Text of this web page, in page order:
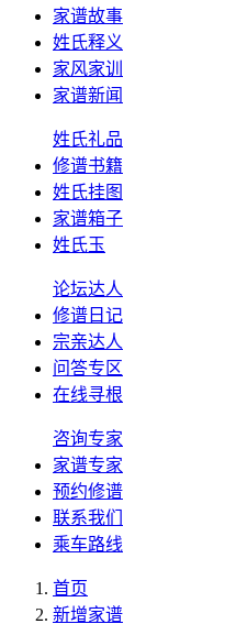
家谱故事
姓氏释义
家风家训
家谱新闻
姓氏礼品
修谱书籍
姓氏挂图
家谱箱子
姓氏玉
论坛达人
修谱日记
宗亲达人
问答专区
在线寻根
咨询专家
家谱专家
预约修谱
联系我们
乘车路线
首页
新增家谱